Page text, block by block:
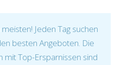
Jeden Tag suchen
besten Angeboten. Die
mit Top-Ersparnissen sind